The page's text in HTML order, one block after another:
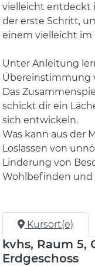
vielleicht entdeckt
der erste Schritt,
einem vielleicht im
Unter Anleitung
Übereinstimmung
Das
schickt dir ein
sich entwickeln.
Was kann aus der
Loslassen von
Linderung von
Wohlbefinden und
Kursort(e)
kvhs, Raum 5,
Erdgeschoss